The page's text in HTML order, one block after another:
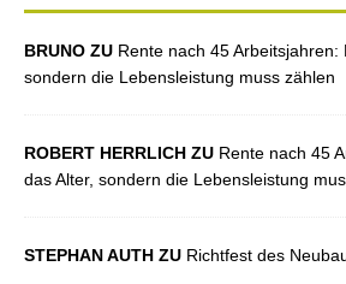
BRUNO ZU Rente nach 45 Arbeitsjahren:
sondern die Lebensleistung muss zählen
ROBERT HERRLICH ZU Rente nach 45
das Alter, sondern die Lebensleistung
STEPHAN AUTH ZU Richtfest des